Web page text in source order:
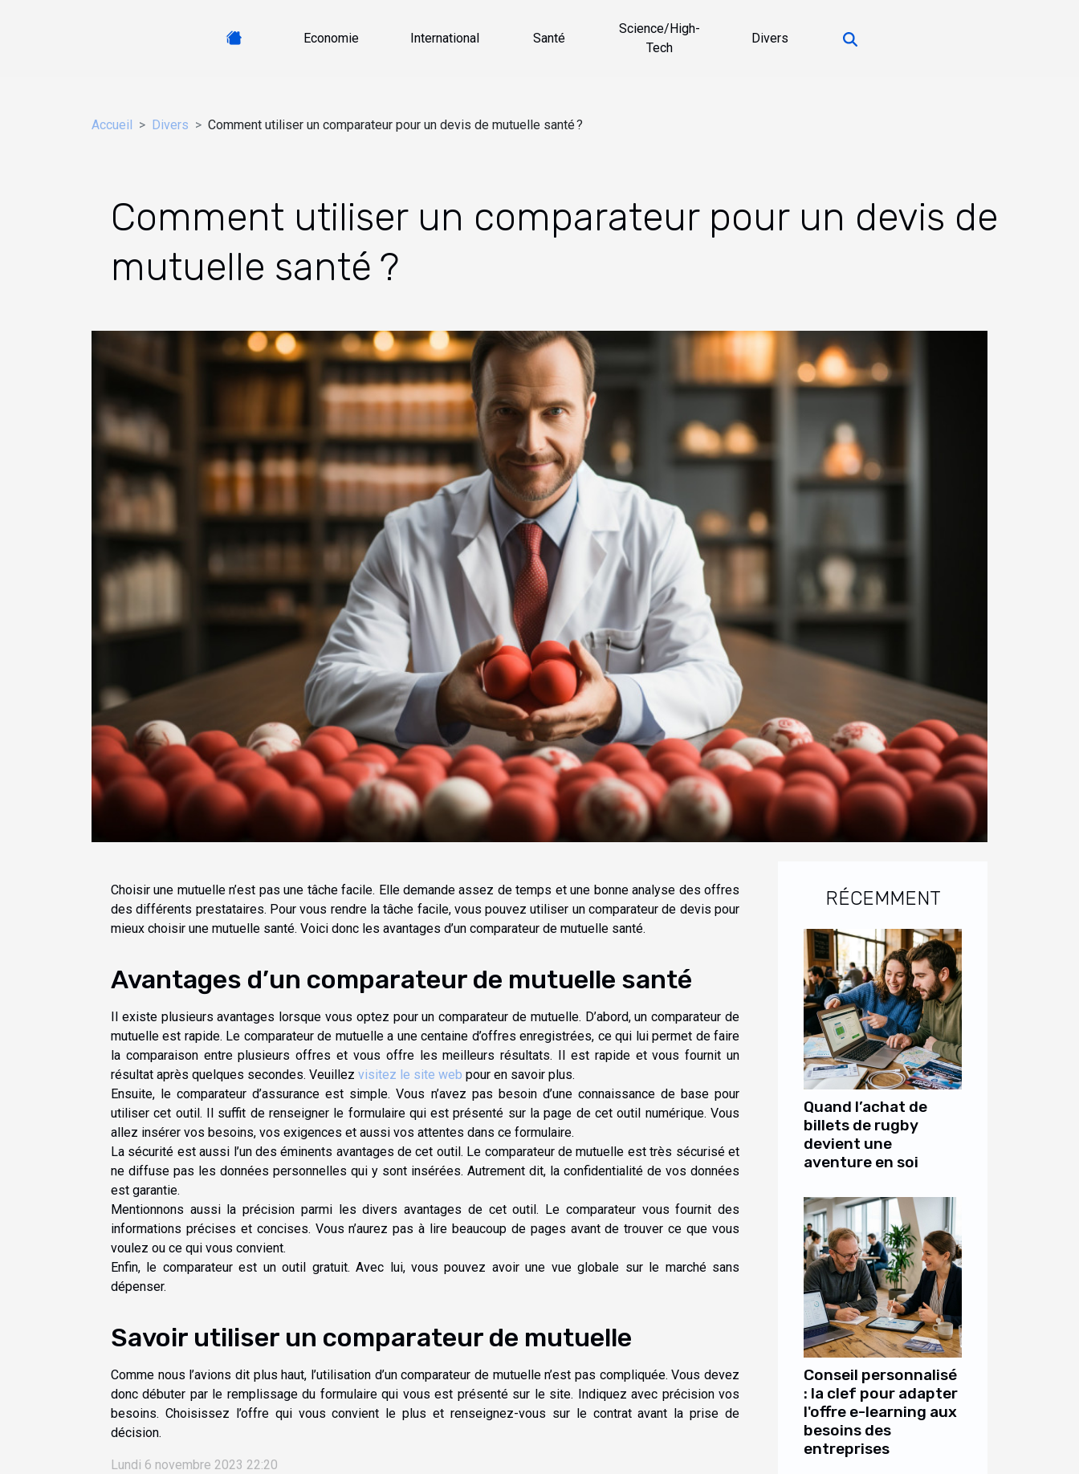
Economie International Santé
Science/High-
Tech
Divers
Accueil Divers Comment utiliser un comparateur pour un devis de mutuelle santé ?
Comment utiliser un comparateur pour un devis de
mutuelle santé ?
Choisir une mutuelle n’est pas une tâche facile. Elle demande assez de temps et une bonne analyse des offres
des différents prestataires. Pour vous rendre la tâche facile, vous pouvez utiliser un comparateur de devis pour
mieux choisir une mutuelle santé. Voici donc les avantages d’un comparateur de mutuelle santé.
Avantages d’un comparateur de mutuelle santé
Il existe plusieurs avantages lorsque vous optez pour un comparateur de mutuelle. D’abord, un comparateur de
mutuelle est rapide. Le comparateur de mutuelle a une centaine d’offres enregistrées, ce qui lui permet de faire
la comparaison entre plusieurs offres et vous offre les meilleurs résultats. Il est rapide et vous fournit un
résultat après quelques secondes. Veuillez visitez le site web pour en savoir plus.
Ensuite, le comparateur d’assurance est simple. Vous n’avez pas besoin d’une connaissance de base pour
utiliser cet outil. Il suffit de renseigner le formulaire qui est présenté sur la page de cet outil numérique. Vous
allez insérer vos besoins, vos exigences et aussi vos attentes dans ce formulaire.
La sécurité est aussi l’un des éminents avantages de cet outil. Le comparateur de mutuelle est très sécurisé et
ne diffuse pas les données personnelles qui y sont insérées. Autrement dit, la confidentialité de vos données
est garantie.
Mentionnons aussi la précision parmi les divers avantages de cet outil. Le comparateur vous fournit des
informations précises et concises. Vous n’aurez pas à lire beaucoup de pages avant de trouver ce que vous
voulez ou ce qui vous convient.
Enfin, le comparateur est un outil gratuit. Avec lui, vous pouvez avoir une vue globale sur le marché sans
dépenser.
Savoir utiliser un comparateur de mutuelle
Comme nous l’avions dit plus haut, l’utilisation d’un comparateur de mutuelle n’est pas compliquée. Vous devez
donc débuter par le remplissage du formulaire qui vous est présenté sur le site. Indiquez avec précision vos
besoins. Choisissez l’offre qui vous convient le plus et renseignez-vous sur le contrat avant la prise de
décision.
Lundi 6 novembre 2023 22:20
RÉCEMMENT
Quand l’achat de
billets de rugby
devient une
aventure en soi
Conseil personnalisé
: la clef pour adapter
l'offre e-learning aux
besoins des
entreprises